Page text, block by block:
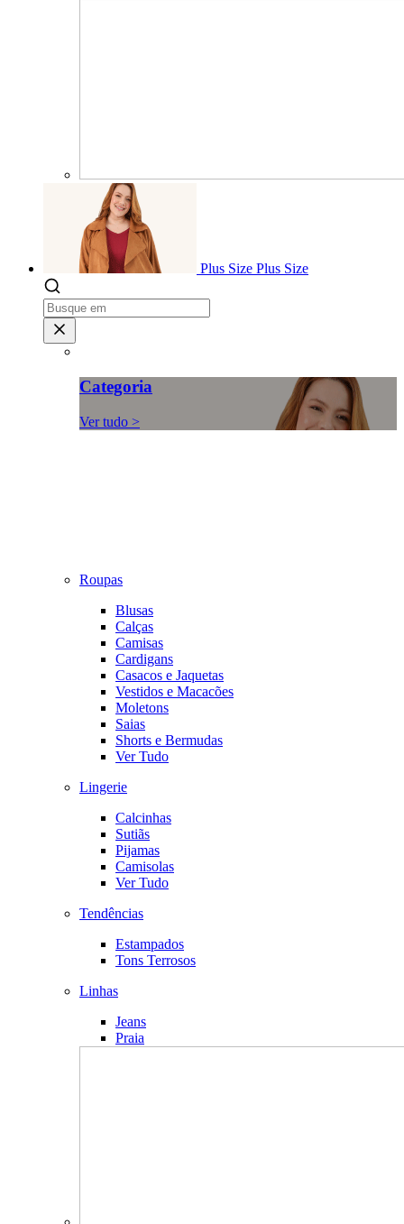
Plus Size Plus Size
Categoria
Ver tudo >
Roupas
Blusas
Calças
Camisas
Cardigans
Casacos e Jaquetas
Vestidos e Macacões
Moletons
Saias
Shorts e Bermudas
Ver Tudo
Lingerie
Calcinhas
Sutiãs
Pijamas
Camisolas
Ver Tudo
Tendências
Estampados
Tons Terrosos
Linhas
Jeans
Praia